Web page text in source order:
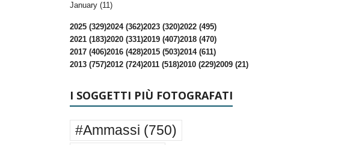
January (11)
2025 (329)2024 (362)2023 (320)2022 (495)
2021 (183)2020 (331)2019 (407)2018 (470)
2017 (406)2016 (428)2015 (503)2014 (611)
2013 (757)2012 (724)2011 (518)2010 (229)2009 (21)
I SOGGETTI PIÙ FOTOGRAFATI
#Ammassi (750)